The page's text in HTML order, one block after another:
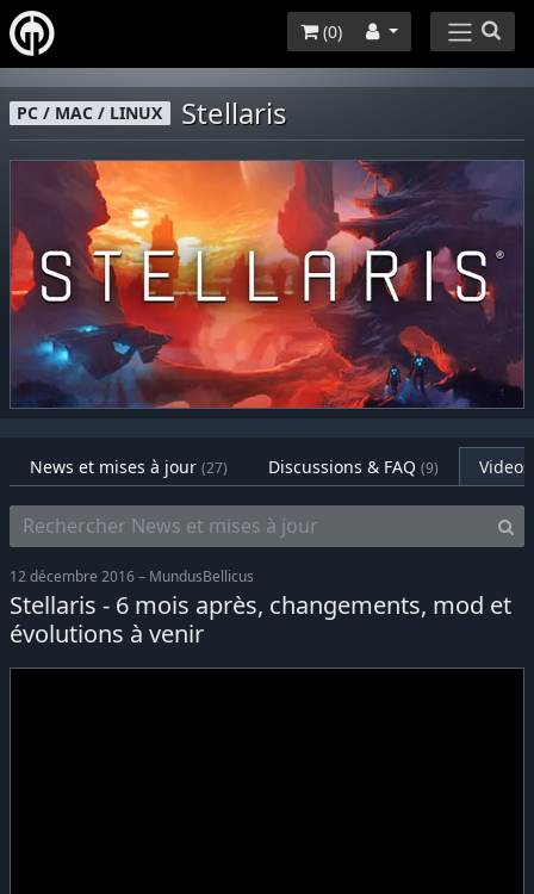
(0)
PC / MAC / LINUX Stellaris
News et mises à jour (27) Discussions & FAQ (9) Videos
12 décembre 2016 – MundusBellicus
Stellaris - 6 mois après, changements, mod et
évolutions à venir